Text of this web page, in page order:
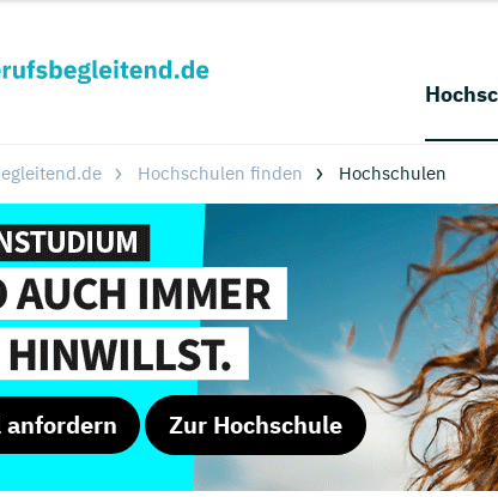
Hochschulen finden Hochschulen
Zur Hochschule